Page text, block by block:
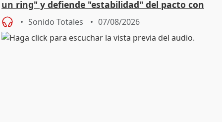
un ring" y defiende "estabilidad" del pacto con
Vox
Sonido Totales 07/08/2026